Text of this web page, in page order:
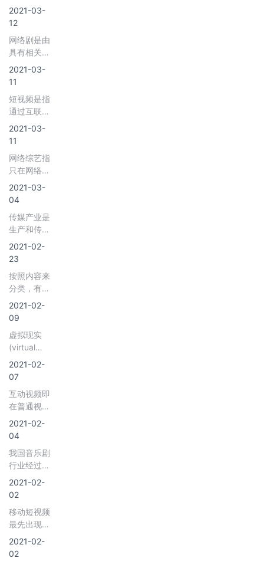
断某一新版
影片的公
映，从而获
取巨额经济
体制。按资
产属性划
分，我国电
影院线可分
为地产系院
线、国企系
市院线。
媒体。按照
表现方式划
可分为图文
自媒体、音
频自媒体和
视频自媒
体。按照运
营者划分，
为个人自媒
体、类商业
自媒体和传
统衍生自媒
体。
格式存储
的，可以通
输的音乐。
无论被下
载、复制、
播放多少
都不会发生
变化。数字
音乐产业己
经确立了它
在我国数字
内容产业中
位，传统音
乐产业、电
信运营企业
和数字技术
新贵们争相
进入这一领
有一定规
模、拥有各
自竞争优势
的代表性企
现，对在中
国市场条件
下发展数字
音乐产业进
行了大量的
探索和尝
2021-03-
12
网络剧是由
具有相关资
质的制作主
体，如视频
制作公司
等，针对互
联网用户制
作的、以网
播出渠道的
电视剧集。
2021-03-
11
短视频是指
通过互联网
传播，在各
种新媒体平
的，时长在5
分钟以内的
短片视频。
按内容应用
频可分为社
交娱乐类短
视频和资讯
类短视频。
2021-03-
11
网络综艺指
只在网络平
台播出的综
艺节目。网
为文化科技
类、互动娱
乐类、真人
秀、竞秀养
交友类、脱
口秀类、谈
话讨论类、
生活服务
类、娱乐报
道类、单项
艺晚会类
等。
2021-03-
04
传媒产业是
生产和传播
各种以文
字、图片、
等符号形态
的内容产品
以及提供各
种信息服务
构按照市场
化方式形成
的企业集
群，在产业
结构方面分
为纸质媒
体、互联网
媒体、手机
移动媒体
等。近年
来，在传媒
产业整体格
和政策规制
的调整下，
核心产业规
模保持稳健
2021-02-
23
按照内容来
分类，有声
阅读平台可
分为综合类
垂直类平
台。其中综
合类有声阅
读平台可分
声阅读平台
和点播类有
声阅读平
台。
2021-02-
09
虚拟现实
(virtual
reality，简
称vr)，是一
和体验虚拟
世界的计算
机仿真系
统，它利用
一种模拟环
境，是一种
多源信息融
合的交互式
的三维动态
视景和实体
仿真，使用
户沉浸到该
2021-02-
07
互动视频即
在普通视频
基础上添加
了体感反愧
及内容探索
等互动方式
的一种全新
的视频类
频可分为互
动类节目视
频和广告互
动视频。其
2021-02-
04
我国音乐剧
行业经过几
十年的发展
已经形成了
模，各类与
音乐剧行业
相关的剧场
管理、文化
2021-02-
02
移动短视频
最先出现在
美国，由美
国公司viddy
2021-02-
02